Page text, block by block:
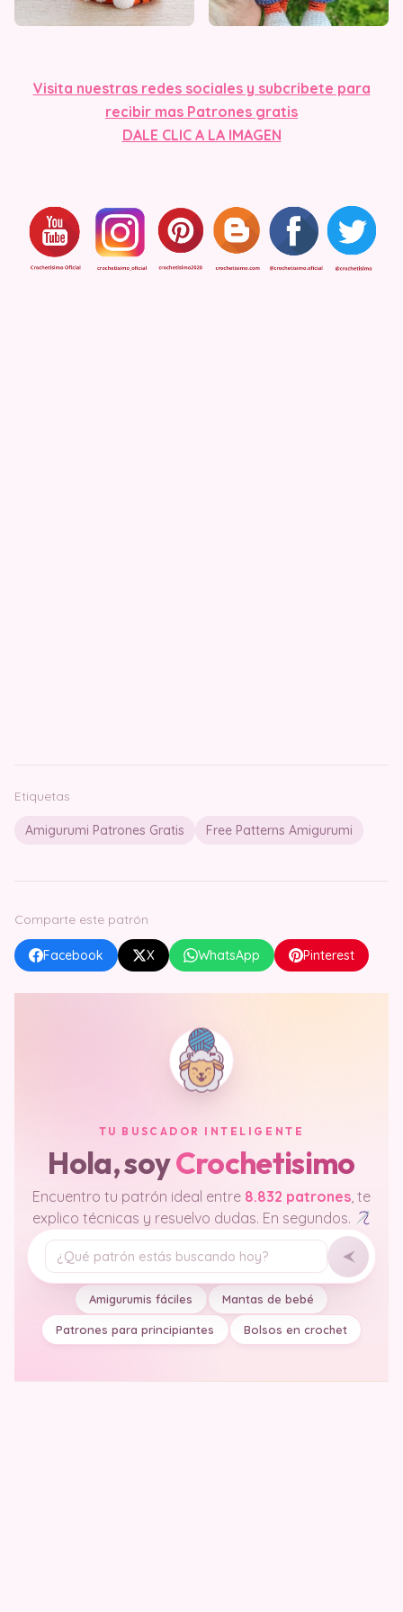
Visita nuestras redes sociales y subcribete para
recibir mas Patrones gratis
DALE CLIC A LA IMAGEN
Etiquetas
Amigurumi Patrones Gratis Free Patterns Amigurumi
Comparte este patrón
Facebook X WhatsApp Pinterest
TU BUSCADOR INTELIGENTE
Hola, soyCrochetisimo
Encuentro tu patrón ideal entre 8.832 patrones, te
explico técnicas y resuelvo dudas. En segundos.
Tu pregunta
Amigurumis fáciles Mantas de bebé
Patrones para principiantes Bolsos en crochet